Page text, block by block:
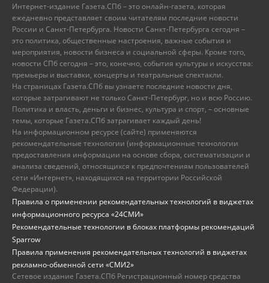
Интернет-издание Газета.СПб – это онлайн-газета, которая
ежедневно представляет своим читателям последние новости
России и Санкт-Петербурга. Новости Санкт-Петербурга сегодня –
это политика, общественные настроения, важные события и
мероприятия, новости бизнеса и социальной сферы. Кроме того,
новости СПб сегодня – это, конечно, события культуры и искусства:
премьеры и выставки, концерты и театральные спектакли.
На страницах Газета.СПб вы узнаете последние новости дня,
которые затрагивают не только Санкт-Петербург, но и всю Россию.
Политика и власть, деньги и бизнес, культура и спорт, – основные
темы, которые Газета.СПб затрагивает каждый день!
На информационном ресурсе (сайте) применяются
рекомендательные технологии (информационные технологии
предоставления информации на основе сбора, систематизации и
анализа сведений, относящихся к предпочтениям пользователей
сети «Интернет», находящихся на территории Российской
Федерации).
Правила о применении рекомендательных технологий в виджетах
информационного ресурса «24СМИ»
Рекомендательные технологии в блоках платформы рекомендаций
Sparrow
Правила применения рекомендательных технологий в виджетах
рекламно-обменной сети «СМИ2»
Сетевое издание Газета.СПб Регистрационный номер средства